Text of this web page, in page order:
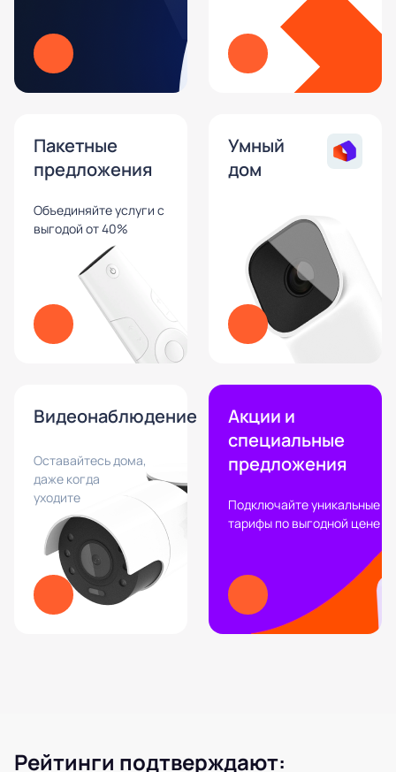
Пакетные
предложения
Объединяйте услуги с
выгодой от 40%
Умный
дом
Видеонаблюдение
Оставайтесь дома,
даже когда
уходите
Акции и
специальные
предложения
Подключайте уникальные
тарифы по выгодной цене
Рейтинги подтверждают: